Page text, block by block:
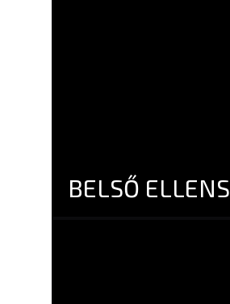
BELSŐ